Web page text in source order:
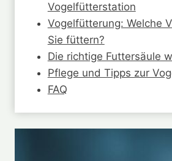
Vogelfütterstation
Vogelfütterung: Welche
Sie füttern?
Die richtige Futtersäule
Pflege und Tipps zur
FAQ